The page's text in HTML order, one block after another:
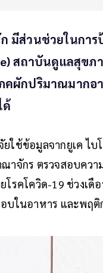
มีส่วนช่วยในการ
สถาบันดูแลสุข
คผักปริมาณมากอ
ด้
ใช้ข้อมูลจากยูเค ไบ
าจักร ตรวจสอบคว
โรคโควิด-19 ช่วงเ
บในอาหาร และพฤ